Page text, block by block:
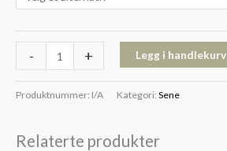
- + Legg i handlekurv
Produktnummer: I/A Kategori: Sene
Relaterte produkter